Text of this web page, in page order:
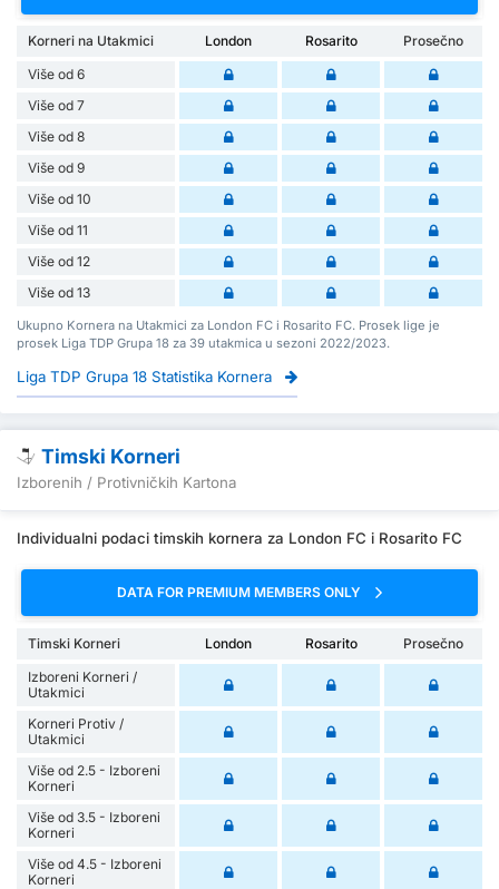
Korneri na Utakmici London Rosarito
Prosečno
Više od 6
Više od 7
Više od 8
Više od 9
Više od 10
Više od 11
Više od 12
Više od 13
Ukupno Kornera na Utakmici za London FC i Rosarito FC. Prosek lige je
prosek Liga TDP Grupa 18 za 39 utakmica u sezoni 2022/2023.
Liga TDP Grupa 18 Statistika Kornera
Timski Korneri
Izborenih / Protivničkih Kartona
Individualni podaci timskih kornera za London FC i Rosarito FC
DATA FOR PREMIUM MEMBERS ONLY
Timski Korneri London Rosarito
Prosečno
Izboreni Korneri /
Utakmici
Korneri Protiv /
Utakmici
Više od 2.5 - Izboreni
Korneri
Više od 3.5 - Izboreni
Korneri
Više od 4.5 - Izboreni
Korneri